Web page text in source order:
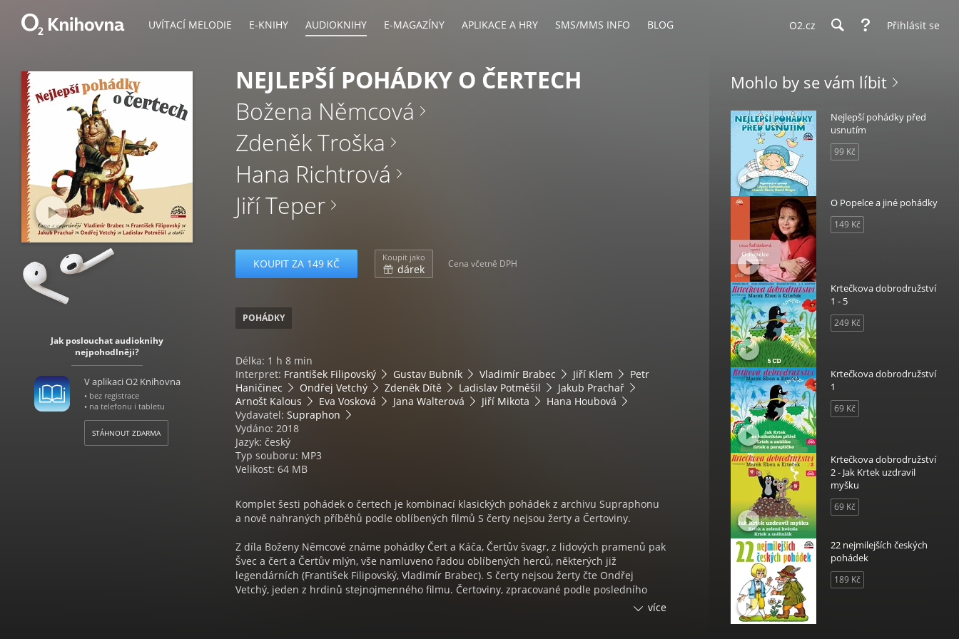
UVÍTACÍ MELODIE E-KNIHY AUDIOKNIHY E-MAGAZÍNY APLIKACE A HRY SMS/MMS INFO BLOG O2.cz Přihlásit se
Jak poslouchat audioknihy
nejpohodlněji?
V aplikaci O2 Knihovna
• bez registrace
• na telefonu i tabletu
STÁHNOUT ZDARMA
NEJLEPŠÍ POHÁDKY O ČERTECH
Božena Němcová
Zdeněk Troška
Hana Richtrová
Jiří Teper
KOUPIT ZA 149 KČ Koupit jako
dárek Cena včetně DPH
POHÁDKY
Délka: 1 h 8 min
Interpret: František Filipovský Gustav Bubník Vladimír Brabec Jiří Klem
Petr
Haničinec
Ondřej Vetchý Zdeněk Dítě Ladislav Potměšil
Jakub Prachař
Arnošt Kalous
Eva Vosková Jana Walterová Jiří Mikota
Hana Houbová
Vydavatel: Supraphon
Vydáno: 2018
Jazyk: český
Typ souboru: MP3
Velikost: 64 MB
Komplet šesti pohádek o čertech je kombinací klasických pohádek z archivu Supraphonu
a nově nahraných příběhů podle oblíbených filmů S čerty nejsou žerty a Čertoviny.
Z díla Boženy Němcové známe pohádky Čert a Káča, Čertův švagr, z lidových pramenů pak
Švec a čert a Čertův mlýn, vše namluveno řadou oblíbených herců, některých již
legendárních (František Filipovský, Vladimír Brabec). S čerty nejsou žerty čte Ondřej
Vetchý, jeden z hrdinů stejnojmenného filmu. Čertoviny, zpracované podle posledního
pohádkového filmu Zdeňka Trošky, pak vypráví jeden ze dvou hlavních představitelů Jakub
více
Mohlo by se vám líbit
Nejlepší pohádky před
usnutím
99 Kč
O Popelce a jiné pohádky
149 Kč
Krtečkova dobrodružství
1 - 5
249 Kč
Krtečkova dobrodružství
1
69 Kč
Krtečkova dobrodružství
2 - Jak Krtek uzdravil
myšku
69 Kč
22 nejmilejších českých
pohádek
189 Kč